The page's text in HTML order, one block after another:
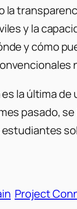
la
y la
y cómo
la última
pasado,
estudiantes
Project